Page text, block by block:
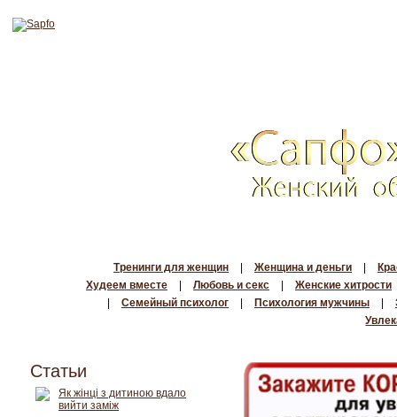
Тренинги для женщин Женщина и деньги
Худеем вместе
Любовь и секс
Женские хитрости
Семейный психолог Психология мужчины
Статьи
Як жінці з дитиною вдало
вийти заміж